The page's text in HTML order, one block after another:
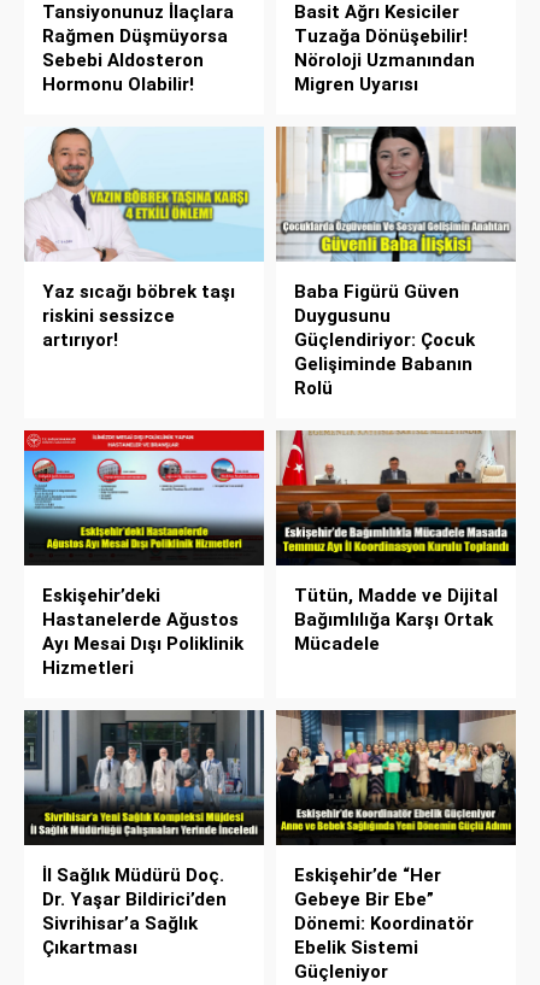
Tansiyonunuz İlaçlara
Rağmen Düşmüyorsa
Sebebi Aldosteron
Hormonu Olabilir!
Basit Ağrı Kesiciler
Tuzağa Dönüşebilir!
Nöroloji Uzmanından
Migren Uyarısı
Yaz sıcağı böbrek taşı
riskini sessizce
artırıyor!
Baba Figürü Güven
Duygusunu
Güçlendiriyor: Çocuk
Gelişiminde Babanın
Rolü
Eskişehir’deki
Hastanelerde Ağustos
Ayı Mesai Dışı Poliklinik
Hizmetleri
Tütün, Madde ve Dijital
Bağımlılığa Karşı Ortak
Mücadele
İl Sağlık Müdürü Doç.
Dr. Yaşar Bildirici’den
Sivrihisar’a Sağlık
Çıkartması
Eskişehir’de “Her
Gebeye Bir Ebe”
Dönemi: Koordinatör
Ebelik Sistemi
Güçleniyor